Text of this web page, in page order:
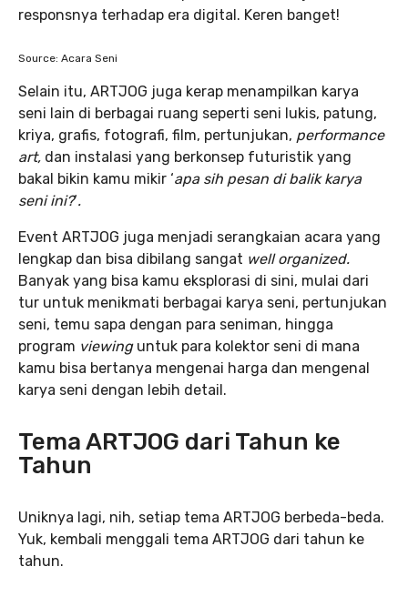
responsnya terhadap era digital. Keren banget!
Source: Acara Seni
Selain itu, ARTJOG juga kerap menampilkan karya
seni lain di berbagai ruang seperti seni lukis, patung,
kriya, grafis, fotografi, film, pertunjukan, performance
art, dan instalasi yang berkonsep futuristik yang
bakal bikin kamu mikir ‘apa sih pesan di balik karya
seni ini?‘.
Event ARTJOG juga menjadi serangkaian acara yang
lengkap dan bisa dibilang sangat well organized.
Banyak yang bisa kamu eksplorasi di sini, mulai dari
tur untuk menikmati berbagai karya seni, pertunjukan
seni, temu sapa dengan para seniman, hingga
program viewing untuk para kolektor seni di mana
kamu bisa bertanya mengenai harga dan mengenal
karya seni dengan lebih detail.
Tema ARTJOG dari Tahun ke
Tahun
Uniknya lagi, nih, setiap tema ARTJOG berbeda-beda.
Yuk, kembali menggali tema ARTJOG dari tahun ke
tahun.